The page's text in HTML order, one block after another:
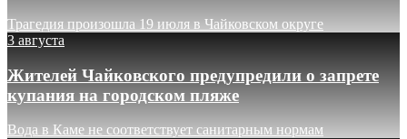
Трагедия произошла 19 июля в Чайковском округе
3 августа
Жителей Чайковского предупредили о запрете
купания на городском пляже
Вода в Каме не соответствует санитарным нормам